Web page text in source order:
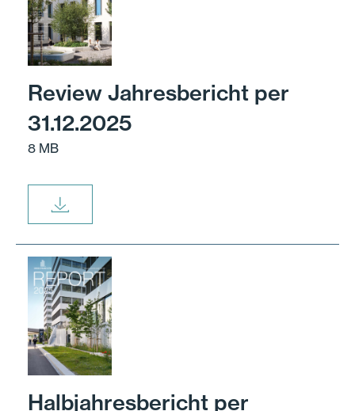
Review Jahresbericht per
31.12.2025
8 MB
Halbjahresbericht per